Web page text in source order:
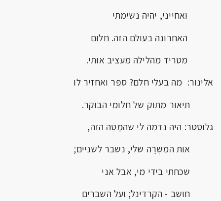
ואחייני, יהיה נשימתי
האחרונה בעולם הזה. חלום
מטריד מהלילה מעציב אותי.
אלינור: מה בעלי חלם? ספּר ואחזיר לו
תיאור מתוק של חלומי הבוקר.
גלוסטר: היה נדמה לי שהמַטֶה הזה,
אות המִשְרָה שלי, נשבר לשניים;
שכחתי בידי מי, אבל אני
חושב - הקרדינל; ועל השברים